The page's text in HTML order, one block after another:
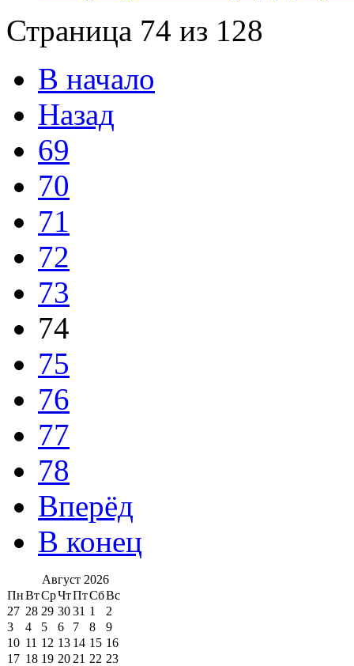
Страница 74 из 128
В начало
Назад
69
70
71
72
73
74
75
76
77
78
Вперёд
В конец
Август 2026
ПнВтСрЧтПтСбВс
27 28 29 3031 1
2
3
4 5 6 7 8
9
10 11 12 13 14 15 16
17 18 19 20 21 22 23